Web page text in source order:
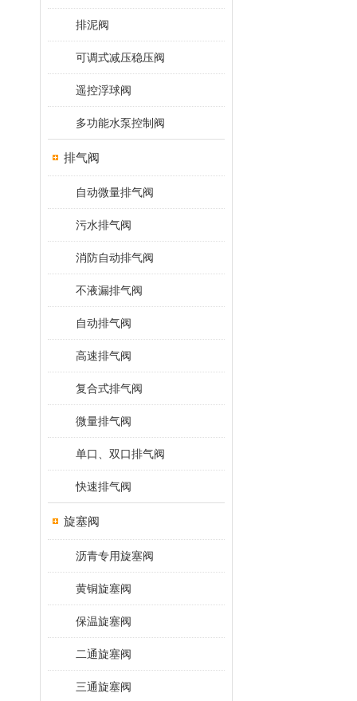
排泥阀
可调式减压稳压阀
遥控浮球阀
多功能水泵控制阀
排气阀
自动微量排气阀
污水排气阀
消防自动排气阀
不液漏排气阀
自动排气阀
高速排气阀
复合式排气阀
微量排气阀
单口、双口排气阀
快速排气阀
旋塞阀
沥青专用旋塞阀
黄铜旋塞阀
保温旋塞阀
二通旋塞阀
三通旋塞阀